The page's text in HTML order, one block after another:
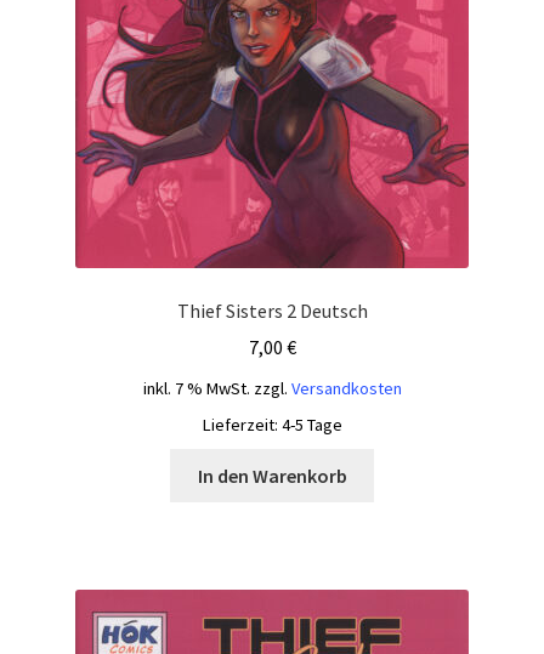
Thief Sisters 2 Deutsch
7,00 €
inkl. 7 % MwSt. zzgl. Versandkosten
Lieferzeit: 4-5 Tage
In den Warenkorb